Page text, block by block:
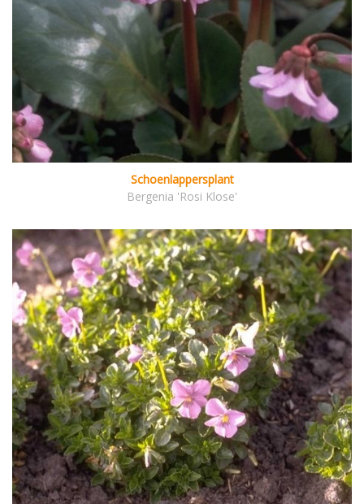
Schoenlappersplant
Bergenia 'Rosi Klose'